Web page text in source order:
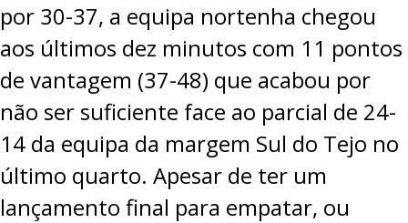
por 30-37, a equipa nortenha chegou
aos últimos dez minutos com 11 pontos
de vantagem (37-48) que acabou por
não ser suficiente face ao parcial de 24-
14 da equipa da margem Sul do Tejo no
último quarto. Apesar de ter um
lançamento final para empatar, ou